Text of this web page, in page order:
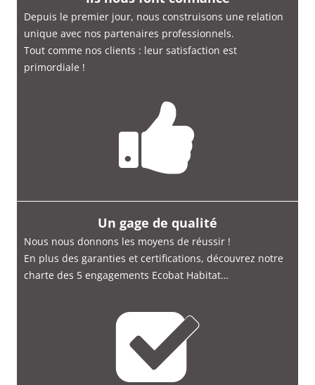
Depuis le premier jour, nous construisons une relation
unique avec nos partenaires professionnels.
Tout comme nos clients : leur satisfaction est
primordiale !
Un gage de qualité
Nous nous donnons les moyens de réussir !
En plus des garanties et certifications, découvrez notre
charte des 5 engagements Ecobat Habitat…